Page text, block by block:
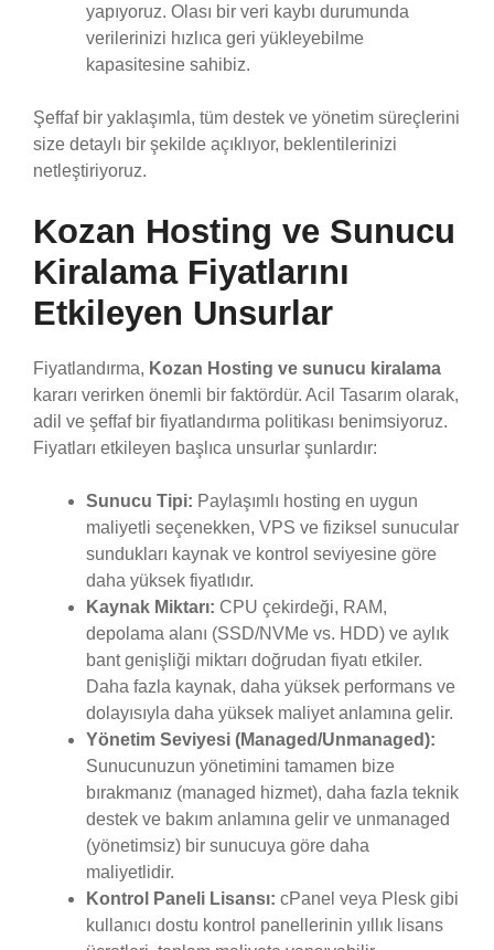
yapıyoruz. Olası bir veri kaybı durumunda
verilerinizi hızlıca geri yükleyebilme
kapasitesine sahibiz.
Şeffaf bir yaklaşımla, tüm destek ve yönetim süreçlerini
size detaylı bir şekilde açıklıyor, beklentilerinizi
netleştiriyoruz.
Kozan Hosting ve Sunucu
Kiralama Fiyatlarını
Etkileyen Unsurlar
Fiyatlandırma, Kozan Hosting ve sunucu kiralama
kararı verirken önemli bir faktördür. Acil Tasarım olarak,
adil ve şeffaf bir fiyatlandırma politikası benimsiyoruz.
Fiyatları etkileyen başlıca unsurlar şunlardır:
Sunucu Tipi: Paylaşımlı hosting en uygun
maliyetli seçenekken, VPS ve fiziksel sunucular
sundukları kaynak ve kontrol seviyesine göre
daha yüksek fiyatlıdır.
Kaynak Miktarı: CPU çekirdeği, RAM,
depolama alanı (SSD/NVMe vs. HDD) ve aylık
bant genişliği miktarı doğrudan fiyatı etkiler.
Daha fazla kaynak, daha yüksek performans ve
dolayısıyla daha yüksek maliyet anlamına gelir.
Yönetim Seviyesi (Managed/Unmanaged):
Sunucunuzun yönetimini tamamen bize
bırakmanız (managed hizmet), daha fazla teknik
destek ve bakım anlamına gelir ve unmanaged
(yönetimsiz) bir sunucuya göre daha
maliyetlidir.
Kontrol Paneli Lisansı: cPanel veya Plesk gibi
kullanıcı dostu kontrol panellerinin yıllık lisans